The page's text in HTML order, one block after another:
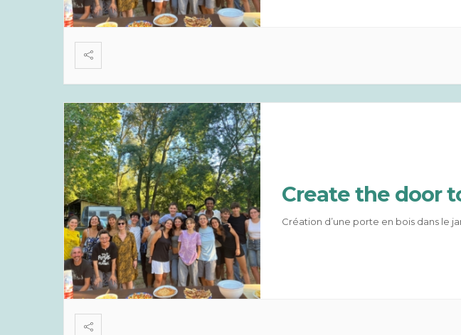
Create the door
Création d’une porte en bois dans le